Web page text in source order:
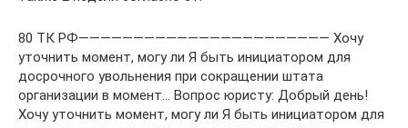
80 ТК РФ——————————————————————— Хочу
уточнить момент, могу ли Я быть инициатором для
досрочного увольнения при сокращении штата
организации в момент… Вопрос юристу: Добрый день!
Хочу уточнить момент, могу ли Я быть инициатором для